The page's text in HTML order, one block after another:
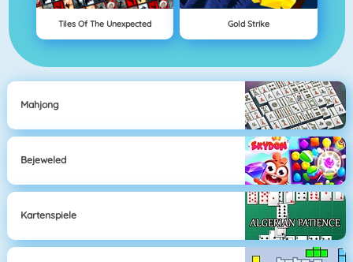
Tiles Of The Unexpected Gold Strike
Mahjong
Bejeweled
Kartenspiele